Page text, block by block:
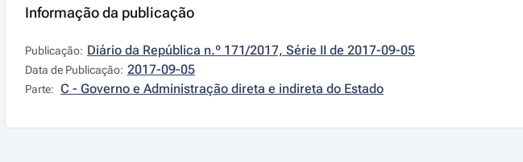
Informação da publicação
Publicação: Diário da República n.º 171/2017, Série II de 2017-09-05
Data de Publicação: 2017-09-05
Parte: C - Governo e Administração direta e indireta do Estado